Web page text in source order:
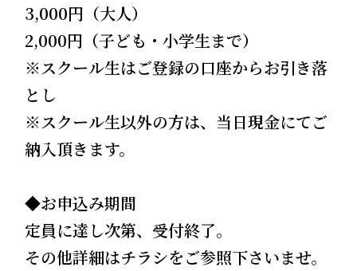
3,000円（大人）
2,000円（子ども・小学生まで）
※スクール生はご登録の口座からお引き落
とし
※スクール生以外の方は、当日現金にてご
納入頂きます。
◆お申込み期間
定員に達し次第、受付終了。
その他詳細はチラシをご参照下さいませ。